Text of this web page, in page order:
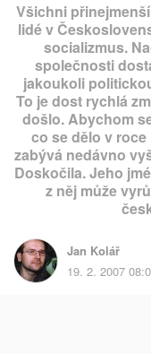
Všichni
lidé v
socializmus.
společnosti
jakoukoli
To je dost rychlá
došlo. Abychom
co se dělo v
zabývá nedávno
Doskočila. Jeho
z něj může
Jan Kolář
19. 2. 2007